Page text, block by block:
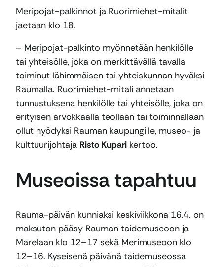
Meripojat-palkinnot ja Ruorimiehet-mitalit
jaetaan klo 18.
– Meripojat-palkinto myönnetään henkilölle
tai yhteisölle, joka on merkittävällä tavalla
toiminut lähimmäisen tai yhteiskunnan hyväksi
Raumalla. Ruorimiehet-mitali annetaan
tunnustuksena henkilölle tai yhteisölle, joka on
erityisen arvokkaalla teollaan tai toiminnallaan
ollut hyödyksi Rauman kaupungille, museo- ja
kulttuurijohtaja Risto Kupari kertoo.
Museoissa tapahtuu
Rauma-päivän kunniaksi keskiviikkona 16.4. on
maksuton pääsy Rauman taidemuseoon ja
Marelaan klo 12–17 sekä Merimuseoon klo
12–16. Kyseisenä päivänä taidemuseossa